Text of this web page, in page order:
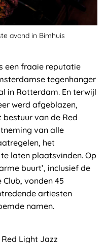
avond in Bimhuis
een fraaie reputatie
tegenhanger
in Rotterdam. En terwijl
werd afgeblazen,
bestuur van de Red
van alle
het
laten plaatsvinden. Op
buurt’, inclusief de
vonden 45
artiesten
namen.
Light Jazz